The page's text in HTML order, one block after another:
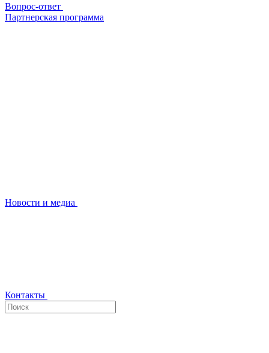
Вопрос-ответ
Партнерская программа
Новости и медиа
Контакты